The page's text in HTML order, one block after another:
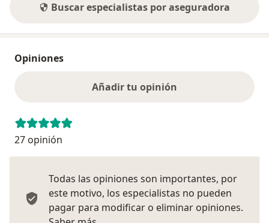
Buscar especialistas por aseguradora
Opiniones
Añadir tu opinión
27 opinión
Todas las opiniones son importantes, por
este motivo, los especialistas no pueden
pagar para modificar o eliminar opiniones.